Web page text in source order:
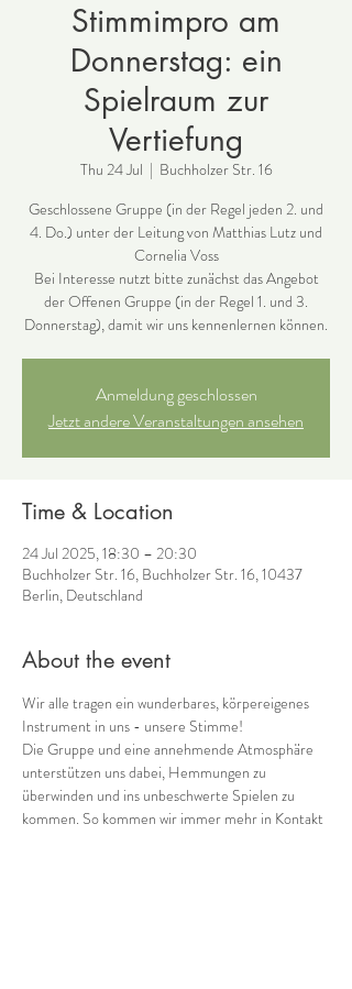
Stimmimpro am
Donnerstag: ein
Spielraum zur
Vertiefung
Thu 24 Jul
  |
Buchholzer Str. 16
Geschlossene Gruppe (in der Regel jeden 2. und
4. Do.) unter der Leitung von Matthias Lutz und
Cornelia Voss
Bei Interesse nutzt bitte zunächst das Angebot
der Offenen Gruppe (in der Regel 1. und 3.
Donnerstag), damit wir uns kennenlernen können.
Anmeldung geschlossen
Jetzt andere Veranstaltungen ansehen
Time & Location
24 Jul 2025, 18:30 – 20:30
Buchholzer Str. 16, Buchholzer Str. 16, 10437
Berlin, Deutschland
About the event
Wir alle tragen ein wunderbares, körpereigenes
Instrument in uns - unsere Stimme!
Die Gruppe und eine annehmende Atmosphäre
unterstützen uns dabei, Hemmungen zu
überwinden und ins unbeschwerte Spielen zu
kommen. So kommen wir immer mehr in Kontakt